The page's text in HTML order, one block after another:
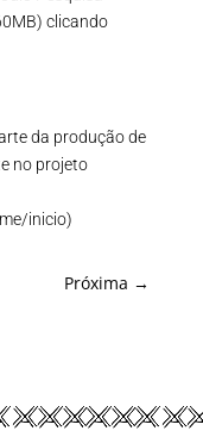
clicando
da produção de
no projeto
inicio)
Próxima →